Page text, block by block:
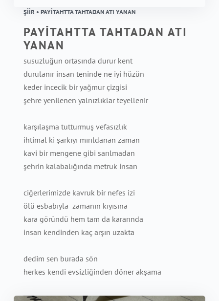
ŞIIR • PAYİTAHTTA TAHTADAN ATI YANAN
PAYİTAHTTA TAHTADAN ATI
YANAN
susuzluğun ortasında durur kent
durulanır insan teninde ne iyi hüzün
keder incecik bir yağmur çizgisi
şehre yenilenen yalnızlıklar teyellenir
karşılaşma tutturmuş vefasızlık
ihtimal ki şarkıyı mırıldanan zaman
kavi bir mengene gibi sarılmadan
şehrin kalabalığında metruk insan
ciğerlerimizde kavruk bir nefes izi
ölü esbabıyla zamanın kıyısına
kara göründü hem tam da kararında
insan kendinden kaç arşın uzakta
dedim sen burada sön
herkes kendi evsizliğinden döner akşama